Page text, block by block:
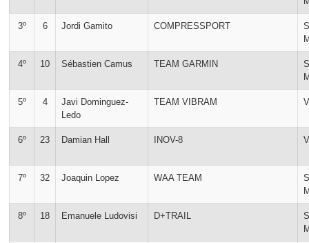
3º 6 Jordi Gamito COMPRESSPORT
4º 10 Sébastien Camus TEAM GARMIN
5º 4
Javi Dominguez-
Ledo
TEAM VIBRAM
6º 23 Damian Hall INOV-8
7º 32 Joaquin Lopez WAA TEAM
8º 18 Emanuele Ludovisi D+TRAIL